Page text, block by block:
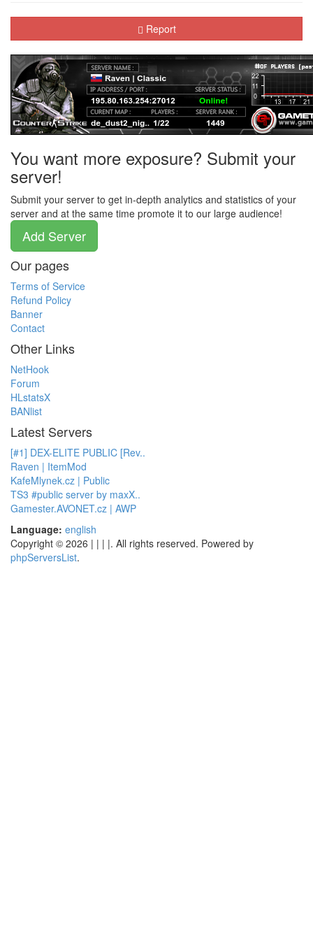
Report
You want more exposure? Submit your
server!
Submit your server to get in-depth analytics and statistics of your
server and at the same time promote it to our large audience!
Add Server
Our pages
Terms of Service
Refund Policy
Banner
Contact
Other Links
NetHook
Forum
HLstatsX
BANlist
Latest Servers
[#1] DEX-ELITE PUBLIC [Rev..
Raven | ItemMod
KafeMlynek.cz | Public
TS3 #public server by maxX..
Gamester.AVONET.cz | AWP
Language: english
Copyright © 2026 | | | |. All rights reserved. Powered by
phpServersList.